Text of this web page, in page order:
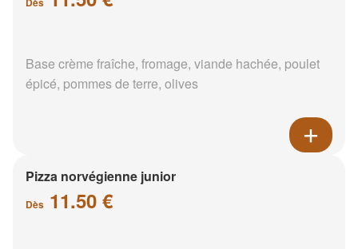
Base crème fraîche, fromage, viande hachée, poulet
épicé, pommes de terre, olives
Pizza norvégienne junior
Dès 11.50 €